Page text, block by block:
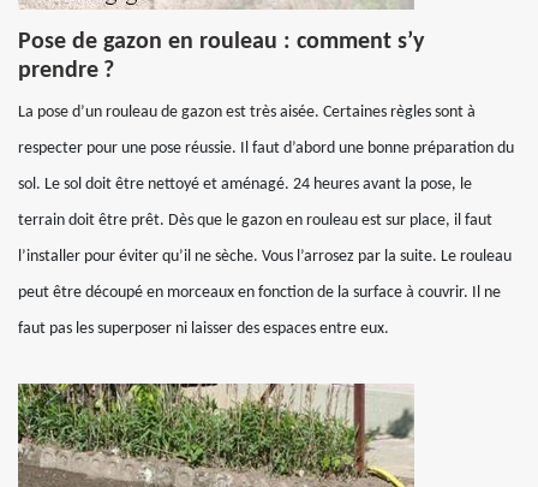
Pose de gazon en rouleau : comment s’y
prendre ?
La pose d’un rouleau de gazon est très aisée. Certaines règles sont à
respecter pour une pose réussie. Il faut d’abord une bonne préparation du
sol. Le sol doit être nettoyé et aménagé. 24 heures avant la pose, le
terrain doit être prêt. Dès que le gazon en rouleau est sur place, il faut
l’installer pour éviter qu’il ne sèche. Vous l’arrosez par la suite. Le rouleau
peut être découpé en morceaux en fonction de la surface à couvrir. Il ne
faut pas les superposer ni laisser des espaces entre eux.